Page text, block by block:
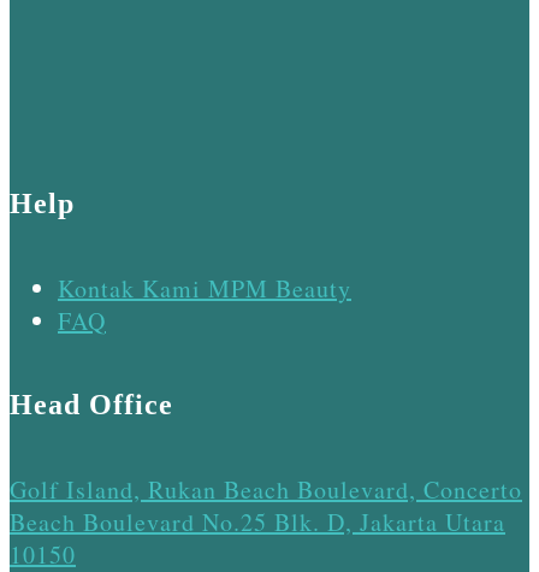
Help
Kontak Kami MPM Beauty
FAQ
Head Office
Golf Island, Rukan Beach Boulevard, Concerto
Beach Boulevard No.25 Blk. D, Jakarta Utara
10150